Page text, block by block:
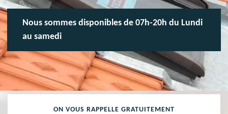
Nous sommes disponibles de 07h-20h du Lundi
au samedi
ON VOUS RAPPELLE GRATUITEMENT